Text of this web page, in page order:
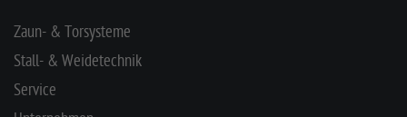
Zaun- & Torsysteme
Stall- & Weidetechnik
Service